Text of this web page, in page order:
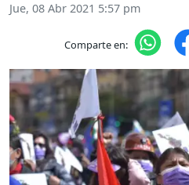
Jue, 08 Abr 2021 5:57 pm
Comparte en: